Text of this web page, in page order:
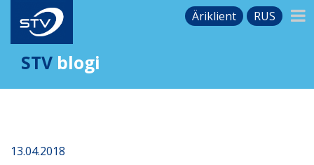
Äriklient RUS
STV blogi
13.04.2018